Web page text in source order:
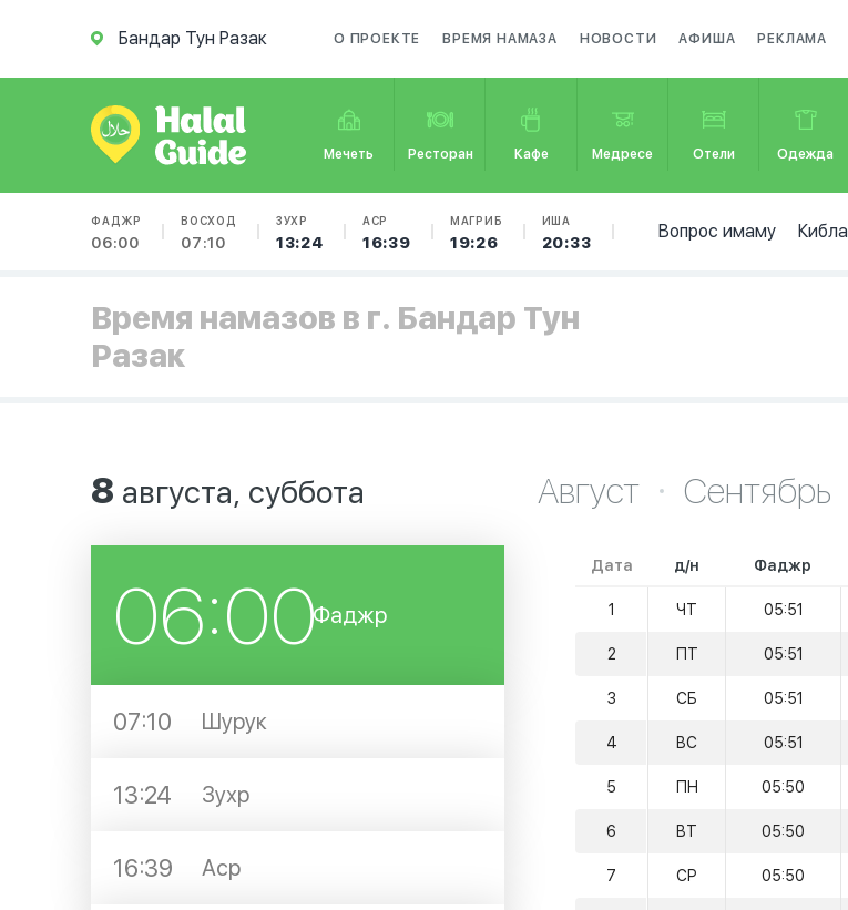
Бандар Тун Разак О ПРОЕКТЕ ВРЕМЯ НАМАЗА НОВОСТИ АФИША РЕКЛАМА
Мечеть Ресторан Кафе Медресе Отели Одежда
ФАДЖР
06:00
ВОСХОД
07:10
ЗУХР
13:24
АСР
16:39
МАГРИБ
19:26
ИША
20:33
Вопрос имаму Кибла
Время намазов в г. Бандар Тун
Разак
8 августа, суббота
06:00Фаджр
07:10 Шурук
13:24 Зухр
16:39 Аср
Август Сентябрь
Дата д/н Фаджр
1 ЧТ 05:51
2 ПТ 05:51
3 СБ 05:51
4 ВС 05:51
5 ПН 05:50
6 ВТ 05:50
7 СР 05:50